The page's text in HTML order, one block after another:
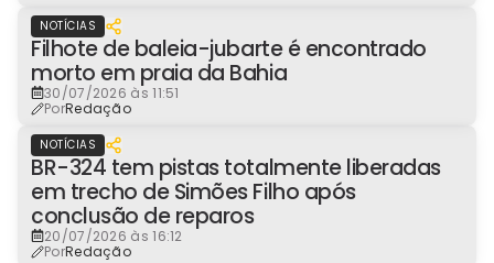
NOTÍCIAS
Filhote de baleia-jubarte é encontrado
morto em praia da Bahia
30/07/2026 às 11:51
PorRedação
NOTÍCIAS
BR-324 tem pistas totalmente liberadas
em trecho de Simões Filho após
conclusão de reparos
20/07/2026 às 16:12
PorRedação